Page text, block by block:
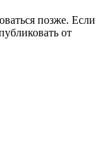
позже. Если
от